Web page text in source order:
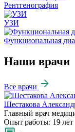
Рентгенография
УЗИ
Функциональная
Наши врачи
Все врачи
Шестакова
Главный врач
Опыт работы: 19 лет